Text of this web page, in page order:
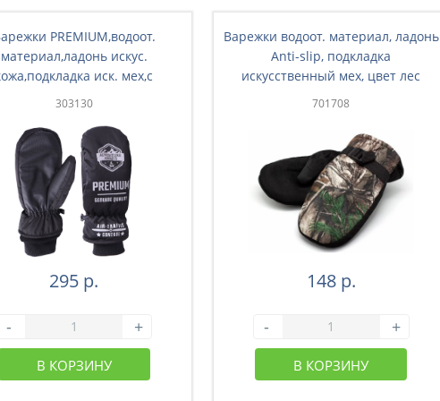
PREMIUM,водоот.
материал,ладонь искус.
иск. мех,с
цв.черн(3-003)
303130
295 р.
- +
В КОРЗИНУ
Варежки водоот. материал, ладонь
Anti-slip, подкладка
искусственный мех, цвет лес
701708
148 р.
- +
В КОРЗИНУ